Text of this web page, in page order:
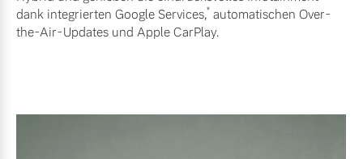
Mehr erfahren
Versicherung
dank integrierten Google Services,* automatischen Over-
the-Air-Updates und Apple CarPlay.